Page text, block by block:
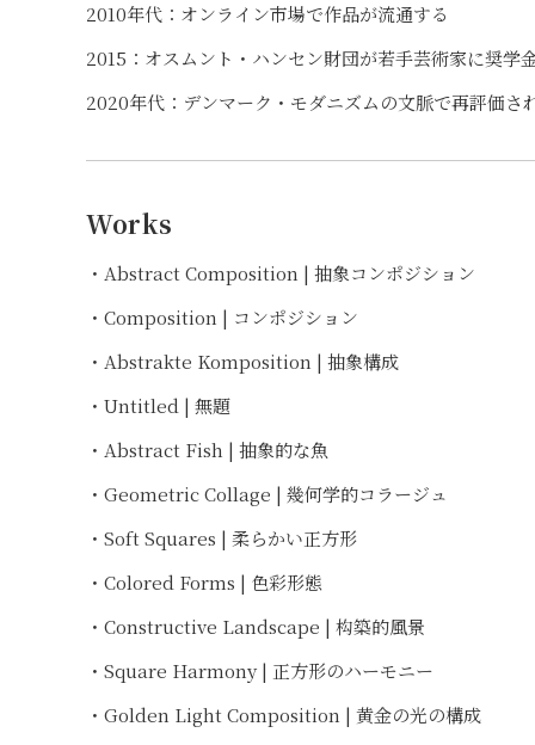
2010年代：オンライン市場で作品が流通する
2015：オスムント・ハンセン財団が若手芸術家に奨学
2020年代：デンマーク・モダニズムの文脈で再評価さ
Works
・Abstract Composition | 抽象コンポジション
・Composition | コンポジション
・Abstrakte Komposition | 抽象構成
・Untitled | 無題
・Abstract Fish | 抽象的な魚
・Geometric Collage | 幾何学的コラージュ
・Soft Squares | 柔らかい正方形
・Colored Forms | 色彩形態
・Constructive Landscape | 构築的風景
・Square Harmony | 正方形のハーモニー
・Golden Light Composition | 黄金の光の構成